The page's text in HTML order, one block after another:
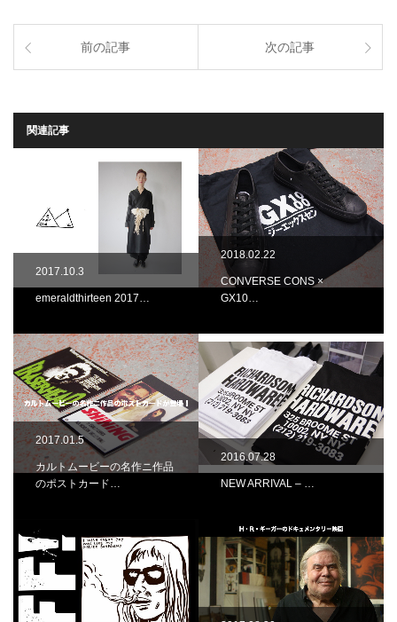
前の記事 次の記事
関連記事
2017.10.3
emeraldthirteen 2017…
2018.02.22
CONVERSE CONS ×
GX10…
2017.01.5
カルトムービーの名作ニ作品
のポストカード…
2016.07.28
NEW ARRIVAL – …